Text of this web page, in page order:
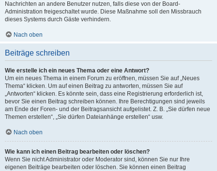
Nachrichten an andere Benutzer nutzen, falls diese von der Board-
Administration freigeschaltet wurde. Diese Maßnahme soll den Missbrauch
dieses Systems durch Gäste verhindern.
Nach oben
Beiträge schreiben
Wie erstelle ich ein neues Thema oder eine Antwort?
Um ein neues Thema in einem Forum zu eröffnen, müssen Sie auf „Neues
Thema“ klicken. Um auf einen Beitrag zu antworten, müssen Sie auf
„Antworten“ klicken. Es könnte sein, dass eine Registrierung erforderlich ist,
bevor Sie einen Beitrag schreiben können. Ihre Berechtigungen sind jeweils
am Ende der Foren- und der Beitragsansicht aufgelistet. Z. B. „Sie dürfen neue
Themen erstellen“, „Sie dürfen Dateianhänge erstellen“ usw.
Nach oben
Wie kann ich einen Beitrag bearbeiten oder löschen?
Wenn Sie nicht Administrator oder Moderator sind, können Sie nur Ihre
eigenen Beiträge bearbeiten oder löschen. Sie können einen Beitrag